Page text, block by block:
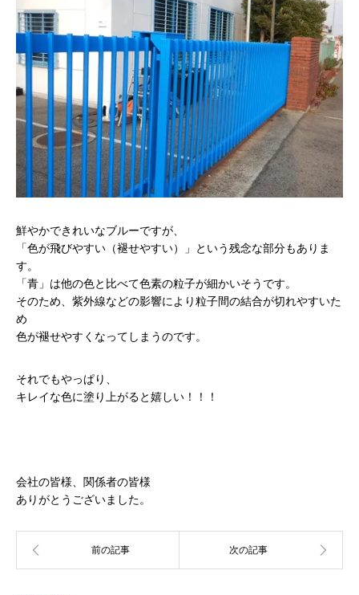
鮮やかできれいなブルーですが、
「色が飛びやすい（褪せやすい）」という残念な部分もありま
す。
「青」は他の色と比べて色素の粒子が細かいそうです。
そのため、紫外線などの影響により粒子間の結合が切れやすいた
め
色が褪せやすくなってしまうのです。
それでもやっぱり、
キレイな色に塗り上がると嬉しい！！！
会社の皆様、関係者の皆様
ありがとうございました。